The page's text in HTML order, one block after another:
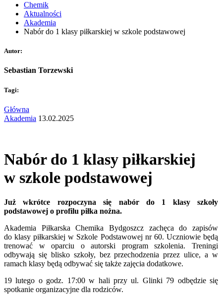
Chemik
Aktualności
Akademia
Nabór do 1 klasy piłkarskiej w szkole podstawowej
Autor:
Sebastian Torzewski
Tagi:
Główna
Akademia 13.02.2025
Nabór do 1 klasy piłkarskiej
w szkole podstawowej
Już wkrótce rozpoczyna się nabór do 1 klasy szkoły
podstawowej o profilu piłka nożna.
Akademia Piłkarska Chemika Bydgoszcz zachęca do zapisów
do klasy piłkarskiej w Szkole Podstawowej nr 60. Uczniowie będą
trenować w oparciu o autorski program szkolenia. Treningi
odbywają się blisko szkoły, bez przechodzenia przez ulice, a w
ramach klasy będą odbywać się także zajęcia dodatkowe.
19 lutego o godz. 17:00 w hali przy ul. Glinki 79 odbędzie się
spotkanie organizacyjne dla rodziców.